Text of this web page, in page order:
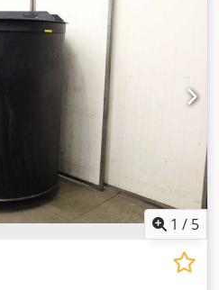
1 / 5